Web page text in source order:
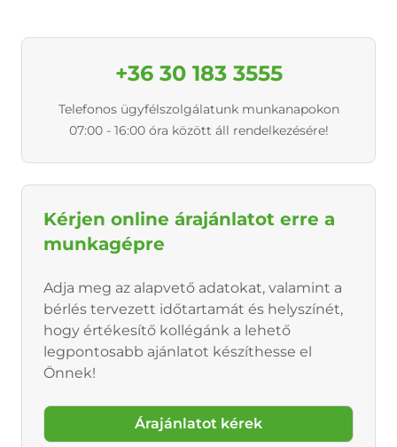
+36 30 183 3555
Telefonos ügyfélszolgálatunk munkanapokon
07:00 - 16:00 óra között áll rendelkezésére!
Kérjen online árajánlatot erre a
munkagépre
Adja meg az alapvető adatokat, valamint a
bérlés tervezett időtartamát és helyszínét,
hogy értékesítő kollégánk a lehető
legpontosabb ajánlatot készíthesse el
Önnek!
Árajánlatot kérek